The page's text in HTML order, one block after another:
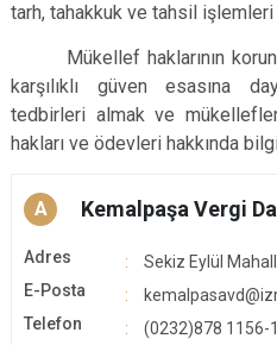
tarh, tahakkuk ve tahsil
Mükellef haklarının
karşılıklı güven esasına
tedbirleri almak ve
hakları ve ödevleri hakkında
A Kemalpaşa Vergi
Adres
Sekiz Eylül
E-Posta
Telefon
(0232)878 1156-